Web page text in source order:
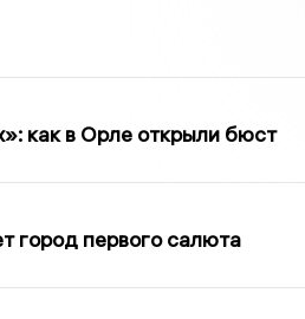
как в Орле открыли бюст
город первого салюта